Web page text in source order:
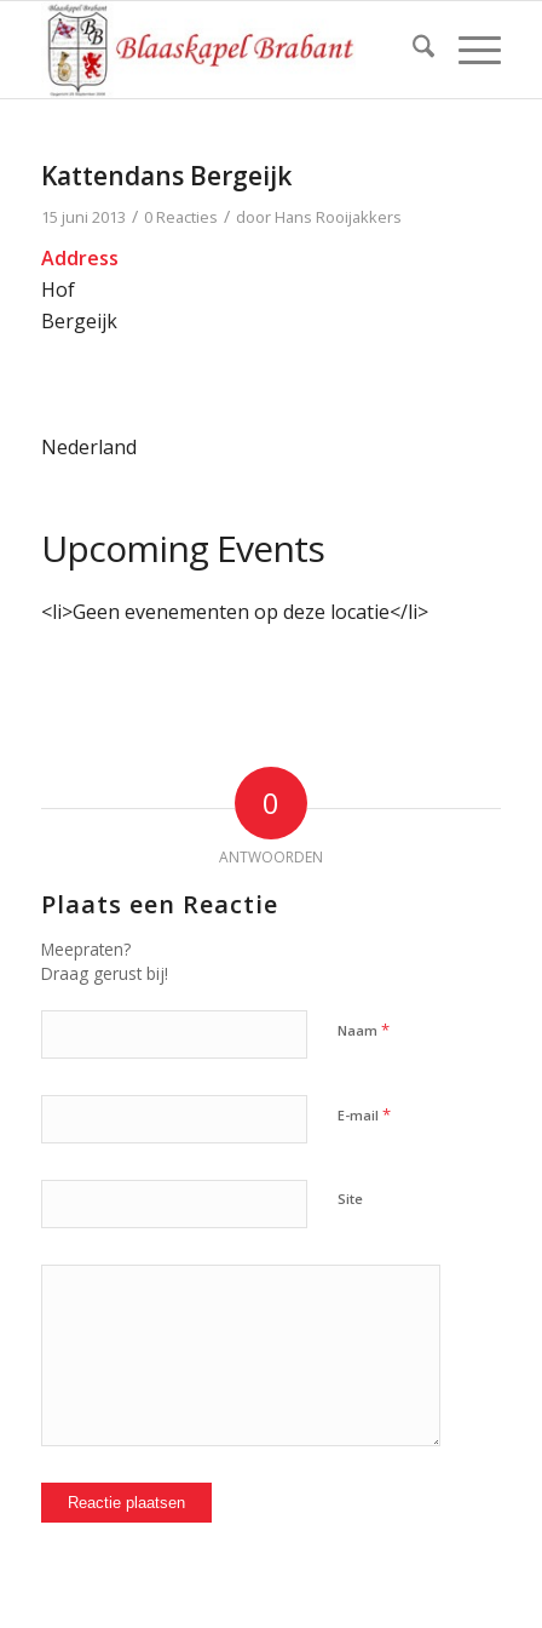
Kattendans Bergeijk
15 juni 2013 / 0 Reacties / door Hans Rooijakkers
Address
Hof
Bergeijk
Nederland
Upcoming Events
<li>Geen evenementen op deze locatie</li>
0
ANTWOORDEN
Plaats een Reactie
Meepraten?
Draag gerust bij!
Naam *
E-mail *
Site